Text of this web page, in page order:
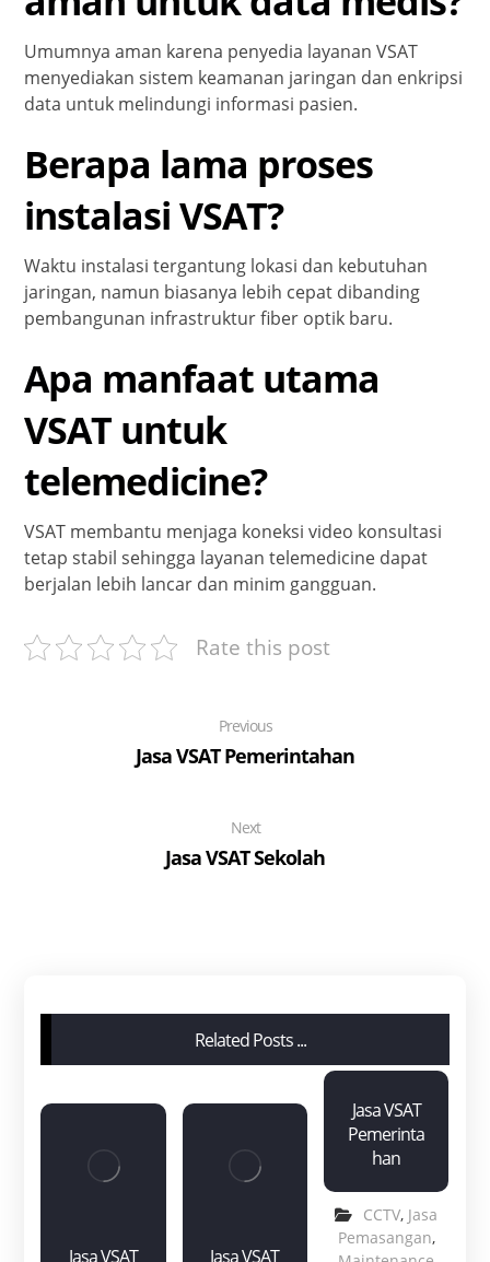
Umumnya aman karena penyedia layanan VSAT
menyediakan sistem keamanan jaringan dan enkripsi
data untuk melindungi informasi pasien.
Berapa lama proses
instalasi VSAT?
Waktu instalasi tergantung lokasi dan kebutuhan
jaringan, namun biasanya lebih cepat dibanding
pembangunan infrastruktur fiber optik baru.
Apa manfaat utama
VSAT untuk
telemedicine?
VSAT membantu menjaga koneksi video konsultasi
tetap stabil sehingga layanan telemedicine dapat
berjalan lebih lancar dan minim gangguan.
Rate this post
Previous
Jasa VSAT Pemerintahan
Next
Jasa VSAT Sekolah
Related Posts ...
Jasa VSAT Jasa VSAT
Jasa VSAT
Pemerinta
han
CCTV, Jasa
Pemasangan,